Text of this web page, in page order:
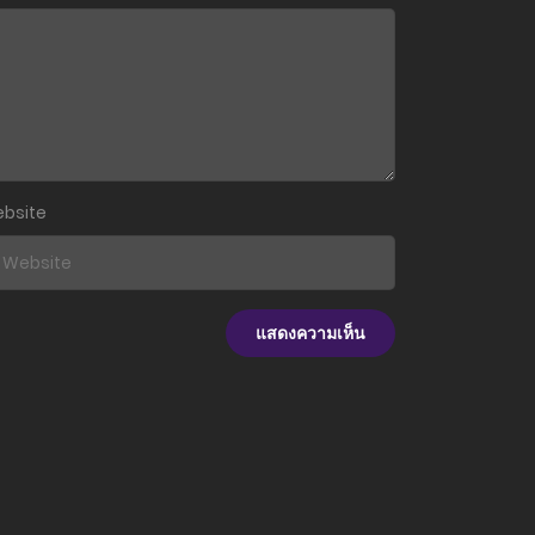
3 มิถุนายน 2025